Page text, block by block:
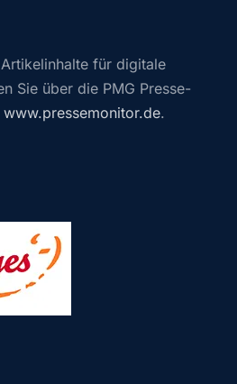
für digitale
Sie über die PMG Presse-
www.pressemonitor.de.